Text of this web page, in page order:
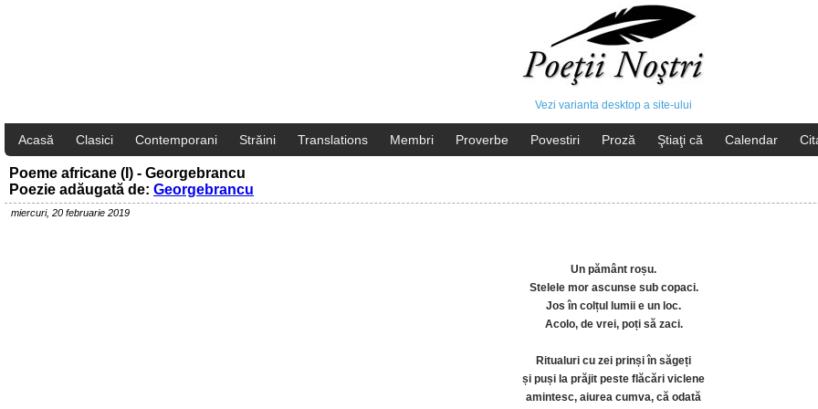
Vezi varianta desktop a site-ului
Acasă Clasici Contemporani Străini Translations Membri Proverbe Povestiri Proză Ştiaţi că Calendar
Poeme africane (I) - Georgebrancu
Poezie adăugată de: Georgebrancu
miercuri, 20 februarie 2019
Un pământ roșu.
Stelele mor ascunse sub copaci.
Jos în colțul lumii e un loc.
Acolo, de vrei, poți să zaci.
Ritualuri cu zei prinși în săgeți
și puși la prăjit peste flăcări viclene
amintesc, aiurea cumva, că odată